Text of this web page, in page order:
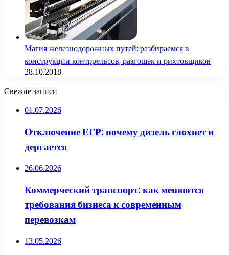
Магия железнодорожных путей: разбираемся в
конструкции контррельсов, разгошек и рихтовщиков
28.10.2018
Свежие записи
01.07.2026
Отключение ЕГР: почему дизель глохнет и
дергается
26.06.2026
Коммерческий транспорт: как меняются
требования бизнеса к современным
перевозкам
13.05.2026